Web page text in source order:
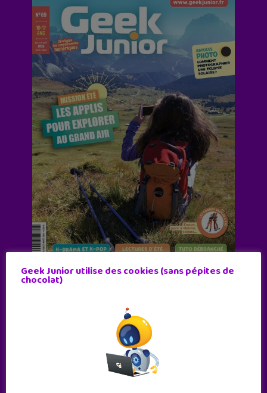
11 numéros par an
JE M'ABONNE !
Geek Junior utilise des cookies (sans pépites de
chocolat)